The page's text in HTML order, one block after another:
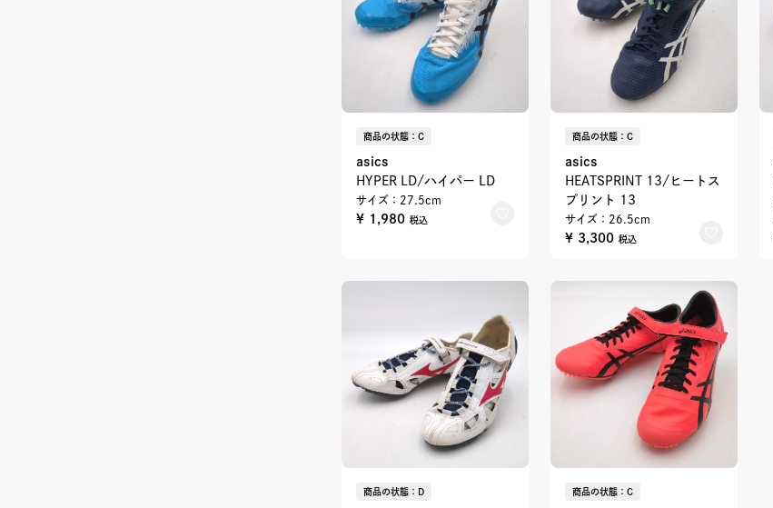
商品の状態：C
asics
HYPER LD/ハイパー LD
サイズ：27.5cm
¥ 1,980 税込
商品の状態：C
asics
HEATSPRINT 13/ヒートス
プリント 13
サイズ：26.5cm
¥ 3,300 税込
商品の状態：D 商品の状態：C